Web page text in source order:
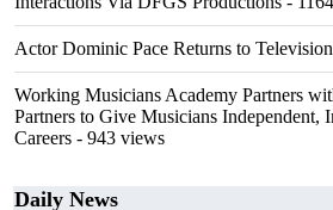
Actor Dominic Pace Returns to
Working Musicians Academy Partners
Partners to Give Musicians Independent,
Careers - 943 views
Daily News